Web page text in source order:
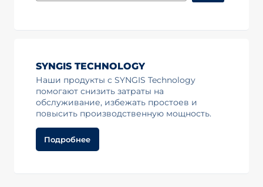
SYNGIS TECHNOLOGY
Наши продукты с SYNGIS Technology
помогают снизить затраты на
обслуживание, избежать простоев и
повысить производственную мощность.
Подробнее